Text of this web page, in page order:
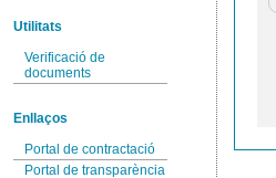
Utilitats
Verificació de
documents
Enllaços
Portal de contractació
Portal de transparència